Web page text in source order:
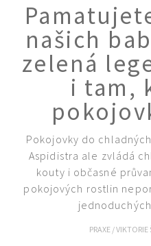
našich
zelená
i tam,
Pokojovky do
Aspidistra ale zvládá
kouty i občasné
pokojových rostlin
PRAXE /VIKTORIE